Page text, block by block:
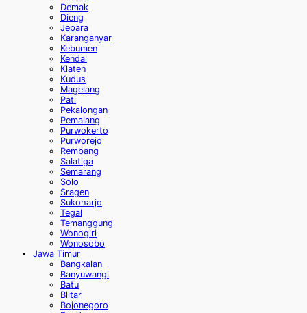
Demak
Dieng
Jepara
Karanganyar
Kebumen
Kendal
Klaten
Kudus
Magelang
Pati
Pekalongan
Pemalang
Purwokerto
Purworejo
Rembang
Salatiga
Semarang
Solo
Sragen
Sukoharjo
Tegal
Temanggung
Wonogiri
Wonosobo
Jawa Timur
Bangkalan
Banyuwangi
Batu
Blitar
Bojonegoro